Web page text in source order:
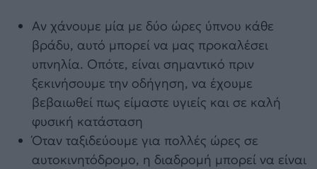
Αν χάνουμε μία με δύο ώρες ύπνου κάθε
βράδυ, αυτό μπορεί να μας προκαλέσει
υπνηλία. Οπότε, είναι σημαντικό πριν
ξεκινήσουμε την οδήγηση, να έχουμε
βεβαιωθεί πως είμαστε υγιείς και σε καλή
φυσική κατάσταση
Όταν ταξιδεύουμε για πολλές ώρες σε
αυτοκινητόδρομο, η διαδρομή μπορεί να είναι